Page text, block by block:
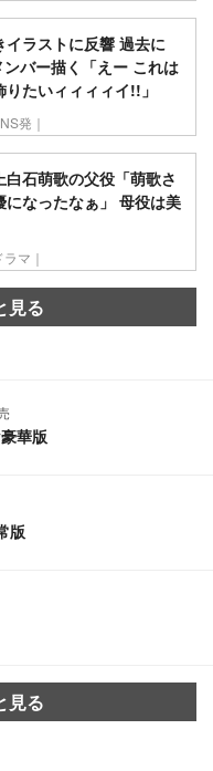
ラストに反響 過去に
バー描く「えー これは
たいィィィィイ!!」
発｜
石萌歌の父役「萌歌さ
になったなぁ」 母役は美
ラマ｜
見る
華版
版
見る